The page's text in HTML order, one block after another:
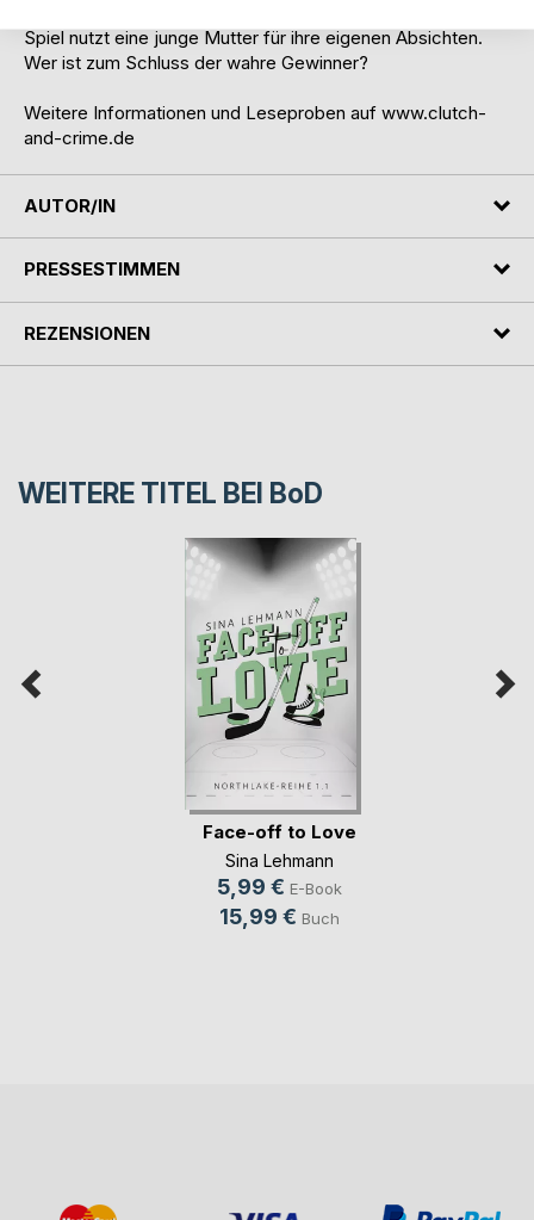
Spiel nutzt eine junge Mutter für ihre eigenen Absichten.
Wer ist zum Schluss der wahre Gewinner?
Weitere Informationen und Leseproben auf www.clutch-
and-crime.de
AUTOR/IN
PRESSESTIMMEN
REZENSIONEN
WEITERE TITEL BEI BoD
Face-off to Love
Sina Lehmann
5,99 € E-Book
15,99 € Buch